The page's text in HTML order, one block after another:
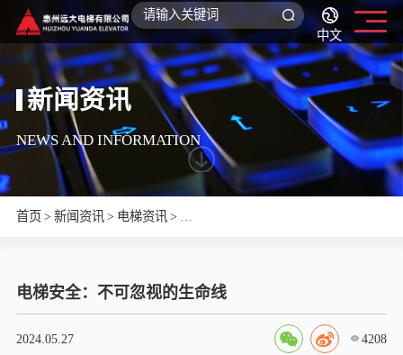
中文
新闻资讯
NEWS AND INFORMATION
首页 > 新闻资讯> 电梯资讯 >
安
电梯安全：不可忽视的生命线
2024.05.27 4208